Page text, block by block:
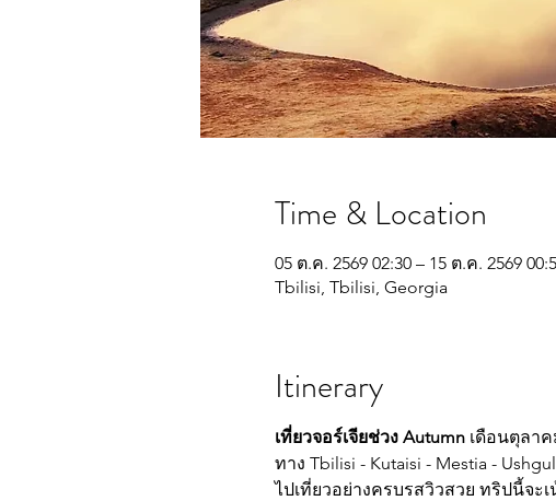
Time & Location
05 ต.ค. 2569 02:30 – 15 ต.ค. 2569
Tbilisi, Tbilisi, Georgia
Itinerary
เที่ยวจอร์เจียช่วง Autumn เดือนตุลาค
ทาง Tbilisi - Kutaisi - Mestia -
ไปเที่ยวอย่างครบรสวิวสวย ทริปนี้จะ